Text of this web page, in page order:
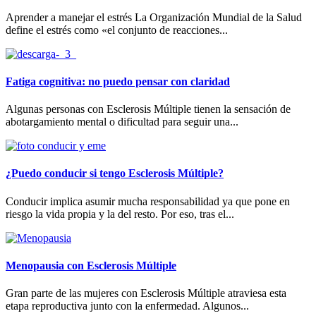
Aprender a manejar el estrés La Organización Mundial de la Salud
define el estrés como «el conjunto de reacciones...
Fatiga cognitiva: no puedo pensar con claridad
Algunas personas con Esclerosis Múltiple tienen la sensación de
abotargamiento mental o dificultad para seguir una...
¿Puedo conducir si tengo Esclerosis Múltiple?
Conducir implica asumir mucha responsabilidad ya que pone en
riesgo la vida propia y la del resto. Por eso, tras el...
Menopausia con Esclerosis Múltiple
Gran parte de las mujeres con Esclerosis Múltiple atraviesa esta
etapa reproductiva junto con la enfermedad. Algunos...